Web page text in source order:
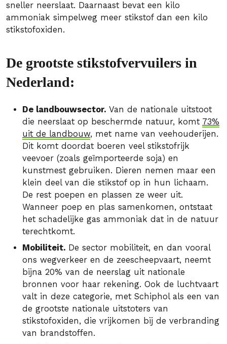
sneller neerslaat. Daarnaast bevat een kilo
ammoniak simpelweg meer stikstof dan een kilo
stikstofoxiden.
De grootste stikstofvervuilers in
Nederland:
De landbouwsector. Van de nationale uitstoot
die neerslaat op beschermde natuur, komt 73%
uit de landbouw, met name van veehouderijen.
Dit komt doordat boeren veel stikstofrijk
veevoer (zoals geïmporteerde soja) en
kunstmest gebruiken. Dieren nemen maar een
klein deel van die stikstof op in hun lichaam.
De rest poepen en plassen ze weer uit.
Wanneer poep en plas samenkomen, ontstaat
het schadelijke gas ammoniak dat in de natuur
terechtkomt.
Mobiliteit. De sector mobiliteit, en dan vooral
ons wegverkeer en de zeescheepvaart, neemt
bijna 20% van de neerslag uit nationale
bronnen voor haar rekening. Ook de luchtvaart
valt in deze categorie, met Schiphol als een van
de grootste nationale uitstoters van
stikstofoxiden, die vrijkomen bij de verbranding
van brandstoffen.